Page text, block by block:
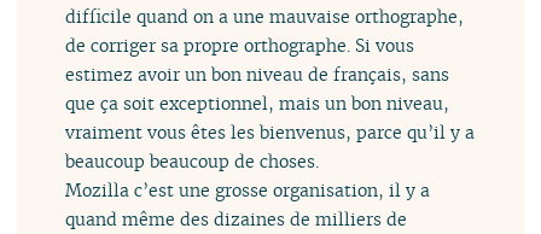
difficile quand on a une mauvaise orthographe,
de corriger sa propre orthographe. Si vous
estimez avoir un bon niveau de français, sans
que ça soit exceptionnel, mais un bon niveau,
vraiment vous êtes les bienvenus, parce qu’il y a
beaucoup beaucoup de choses.
Mozilla c’est une grosse organisation, il y a
quand même des dizaines de milliers de